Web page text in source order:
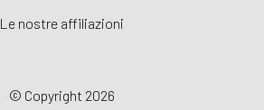
Le nostre affiliazioni
© Copyright 2026